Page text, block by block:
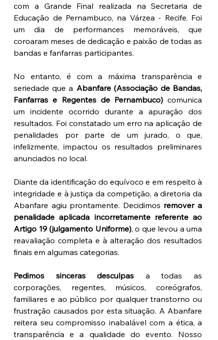
com a Grande Final realizada na Secretaria de
Educação de Pernambuco, na Várzea - Recife. Foi
um dia de performances memoráveis, que
coroaram meses de dedicação e paixão de todas as
bandas e fanfarras participantes.
No entanto, é com a máxima transparência e
seriedade que a Abanfare (Associação de Bandas,
Fanfarras e Regentes de Pernambuco) comunica
um incidente ocorrido durante a apuração dos
resultados. Foi constatado um erro na aplicação de
penalidades por parte de um jurado, o que,
infelizmente, impactou os resultados preliminares
anunciados no local.
Diante da identificação do equívoco e em respeito à
integridade e à justiça da competição, a diretoria da
Abanfare agiu prontamente. Decidimos remover a
penalidade aplicada incorretamente referente ao
Artigo 19 (julgamento Uniforme), o que levou a uma
reavaliação completa e à alteração dos resultados
finais em algumas categorias.
Pedimos sinceras desculpas a todas as
corporações, regentes, músicos, coreógrafos,
familiares e ao público por qualquer transtorno ou
frustração causados por esta situação. A Abanfare
reitera seu compromisso inabalável com a ética, a
transparência e a qualidade do evento. Nosso